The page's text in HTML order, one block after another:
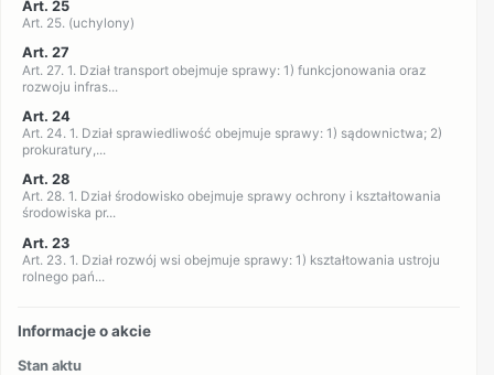
Art. 25
Art. 25. (uchylony)
Art. 27
Art. 27. 1. Dział transport obejmuje sprawy: 1) funkcjonowania oraz
rozwoju infras...
Art. 24
Art. 24. 1. Dział sprawiedliwość obejmuje sprawy: 1) sądownictwa; 2)
prokuratury,...
Art. 28
Art. 28. 1. Dział środowisko obejmuje sprawy ochrony i kształtowania
środowiska pr...
Art. 23
Art. 23. 1. Dział rozwój wsi obejmuje sprawy: 1) kształtowania ustroju
rolnego pań...
Informacje o akcie
Stan aktu